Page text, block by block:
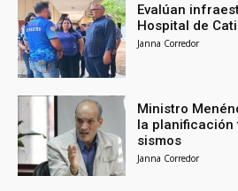
Evalúan
Hospital de
Janna Corredor
Ministro
la
sismos
Janna Corredor